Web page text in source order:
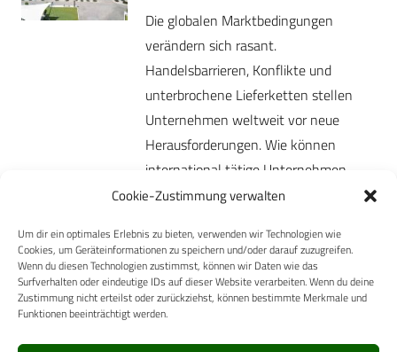
Cookie-Zustimmung verwalten
Um dir ein optimales Erlebnis zu bieten, verwenden wir Technologien wie
Cookies, um Geräteinformationen zu speichern und/oder darauf zuzugreifen.
Wenn du diesen Technologien zustimmst, können wir Daten wie das
Surfverhalten oder eindeutige IDs auf dieser Website verarbeiten. Wenn du deine
Zustimmung nicht erteilst oder zurückziehst, können bestimmte Merkmale und
Funktionen beeinträchtigt werden.
Die globalen Marktbedingungen
verändern sich rasant.
Handelsbarrieren, Konflikte und
unterbrochene Lieferketten stellen
Unternehmen weltweit vor neue
Herausforderungen. Wie können
international tätige Unternehmen
unter diesen Bedingungen…